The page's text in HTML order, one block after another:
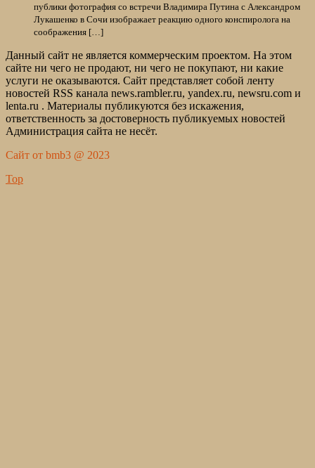
публики фотография со встречи Владимира Путина с Александром
Лукашенко в Сочи изображает реакцию одного конспиролога на
соображения […]
Данный сайт не является коммерческим проектом. На этом
сайте ни чего не продают, ни чего не покупают, ни какие
услуги не оказываются. Сайт представляет собой ленту
новостей RSS канала news.rambler.ru, yandex.ru, newsru.com и
lenta.ru . Материалы публикуются без искажения,
ответственность за достоверность публикуемых новостей
Администрация сайта не несёт.
Сайт от bmb3 @ 2023
Top